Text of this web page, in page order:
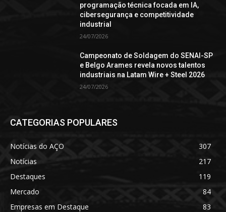
programação técnica focada em IA,
cibersegurança e competitividade
industrial
24/07/2026
Campeonato de Soldagem do SENAI-SP
e Belgo Arames revela novos talentos
industriais na Latam Wire + Steel 2026
24/07/2026
CATEGORIAS POPULARES
Notícias do AÇO
307
Notícias
217
Destaques
119
Mercado
84
Empresas em Destaque
83